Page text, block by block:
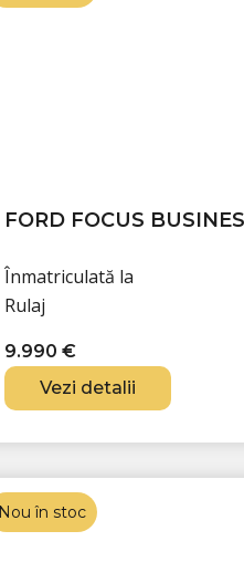
FORD FOCUS
Înmatriculată la
Rulaj
9.990 €
Vezi detalii
Nou în stoc